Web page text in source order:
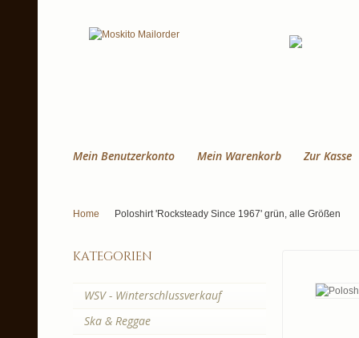
Mein Benutzerkonto Mein Warenkorb Zur Kasse
Home Poloshirt 'Rocksteady Since 1967' grün, alle Größen
kategorien
WSV - Winterschlussverkauf
Ska & Reggae